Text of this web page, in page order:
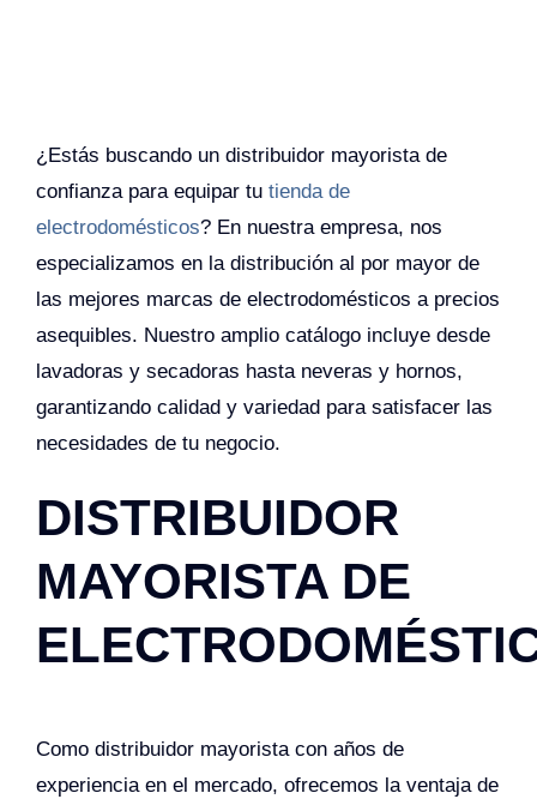
¿Estás buscando un distribuidor mayorista de
confianza para equipar tu tienda de
electrodomésticos? En nuestra empresa, nos
especializamos en la distribución al por mayor de
las mejores marcas de electrodomésticos a precios
asequibles. Nuestro amplio catálogo incluye desde
lavadoras y secadoras hasta neveras y hornos,
garantizando calidad y variedad para satisfacer las
necesidades de tu negocio.
DISTRIBUIDOR
MAYORISTA DE
Como distribuidor mayorista con años de
experiencia en el mercado, ofrecemos la ventaja de